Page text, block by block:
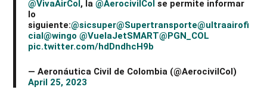
@VivaAirCol, la@AerocivilCol se permite informar
lo
siguiente:@sicsuper@Supertransporte@ultraairofi
cial@wingo @VuelaJetSMART@PGN_COL
pic.twitter.com/hdDndhcH9b
— Aeronáutica Civil de Colombia (@AerocivilCol)
April 25, 2023